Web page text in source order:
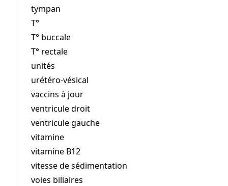
tympan
T°
T° buccale
T° rectale
unités
urétéro-vésical
vaccins à jour
ventricule droit
ventricule gauche
vitamine
vitamine B12
vitesse de sédimentation
voies biliaires